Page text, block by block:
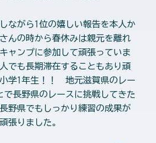
ながら1位の嬉しい報告を本人か
んの時から春休みは親元を離れ
ャンプに参加して頑張っていま
でも長期滞在することもあり頑
学1年生！！ 地元滋賀県のレー
で長野県のレースに挑戦してきた
県でもしっかり練習の成果が
張りました。